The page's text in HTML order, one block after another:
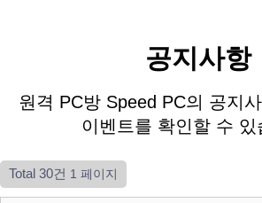
공지사항
원격 PC방 Speed PC의 공지
이벤트를 확인할 수 있
Total 30건 1 페이지